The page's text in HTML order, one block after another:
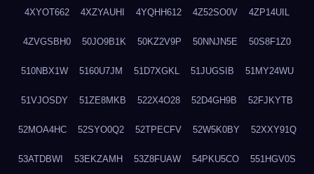
4XYOT662 4XZYAUHI 4YQHH612 4Z52SO0V 4ZP14UIL
4ZVGSBH0 50JO9B1K 50KZ2V9P 50NNJN5E 50S8F1Z0
510NBX1W 5160U7JM 51D7XGKL 51JUGSIB 51MY24WU
51VJOSDY 51ZE8MKB 522X4O28 52D4GH9B 52FJKYTB
52MOA4HC 52SYO0Q2 52TPECFV 52W5K0BY 52XXY91Q
53ATDBWI 53EKZAMH 53Z8FUAW 54PKU5CO 551HGV0S